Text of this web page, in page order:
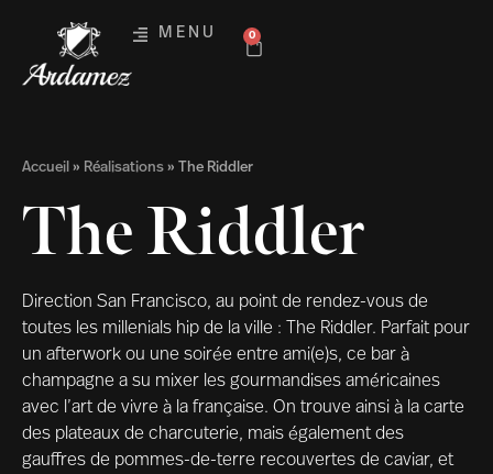
MENU 0
Accueil » Réalisations » The Riddler
The Riddler
Direction San Francisco, au point de rendez-vous de
toutes les millenials hip de la ville : The Riddler. Parfait pour
un afterwork ou une soirée entre ami(e)s, ce bar à
champagne a su mixer les gourmandises américaines
avec l’art de vivre à la française. On trouve ainsi à la carte
des plateaux de charcuterie, mais également des
gauffres de pommes-de-terre recouvertes de caviar, et